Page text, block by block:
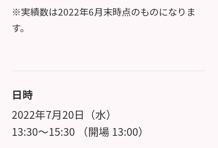
※実績数は2022年6月末時点のものになりま
す。
日時
2022年7月20日（水）
13:30～15:30 （開場 13:00）